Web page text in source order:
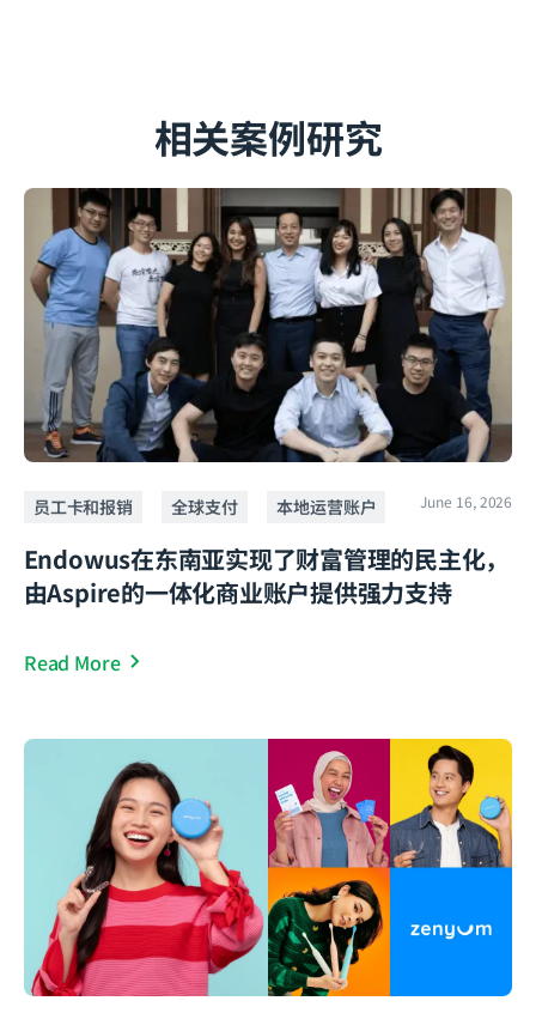
相关案例研究
员工卡和报销 全球支付 本地运营账户 June 16, 2026
Endowus在东南亚实现了财富管理的民主化，
由Aspire的一体化商业账户提供强力支持
Read More